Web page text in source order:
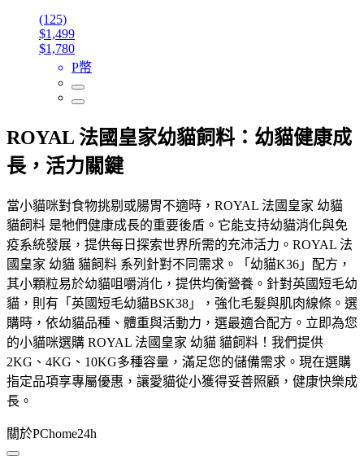
(125)
$1,499
$1,780
P幣
ROYAL 法國皇家幼貓飼料：幼貓健康成
長，活力關鍵
當小貓咪對食物挑剔或腸胃不適時，ROYAL 法國皇家 幼貓
貓飼料 是牠們健康成長的重要後盾。它能支持幼貓消化與免
疫系統發展，提供每日探索世界所需的充沛活力。ROYAL 法
國皇家 幼貓 貓飼料 系列針對不同需求。「幼貓K36」配方，
其小顆粒易於幼貓咀嚼消化，提供均衡營養。針對英國短毛幼
貓，則有「英國短毛幼貓BSK38」，強化毛髮與肌肉線條。選
購時，依幼貓品種、體重與活動力，選最適合配方。立即為您
的小貓咪選購 ROYAL 法國皇家 幼貓 貓飼料！我們提供
2KG、4KG、10KG多種容量，滿足您的儲備需求。現在選購
指定品項享專屬優惠，讓愛貓從小獲得妥善照顧，健康快樂成
長。
關於PChome24h